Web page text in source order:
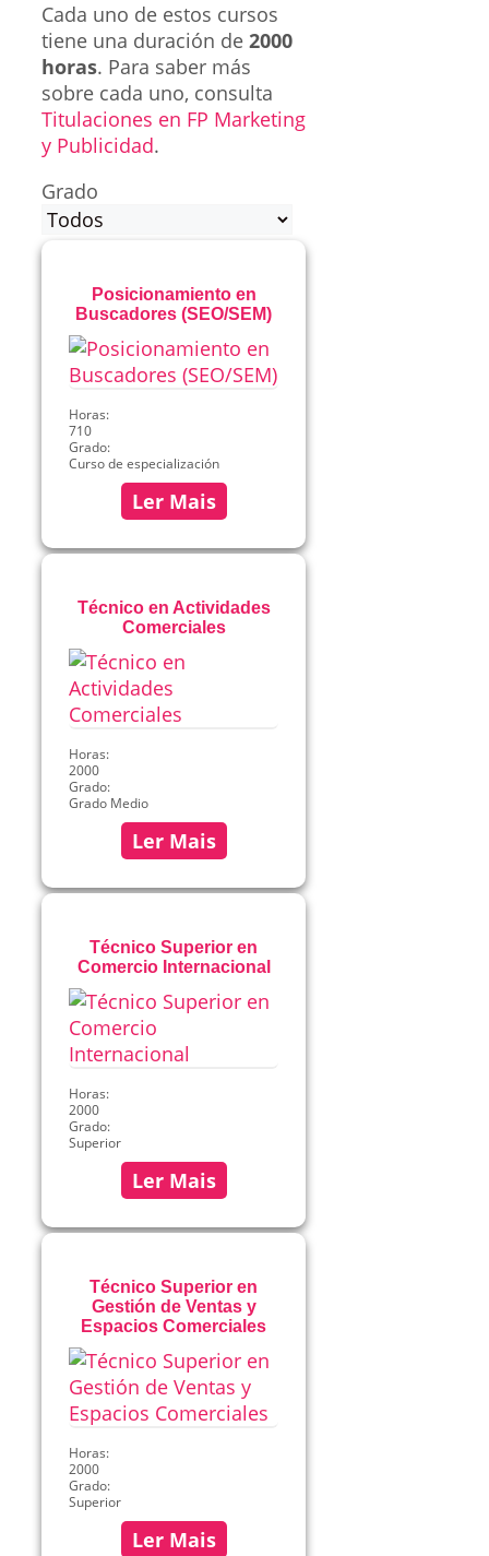
Cada uno de estos cursos
tiene una duración de 2000
horas. Para saber más
sobre cada uno, consulta
Titulaciones en FP Marketing
y Publicidad.
Grado
Posicionamiento en
Buscadores (SEO/SEM)
Horas:
710
Grado:
Curso de especialización
Ler Mais
Técnico en Actividades
Comerciales
Horas:
2000
Grado:
Grado Medio
Ler Mais
Técnico Superior en
Comercio Internacional
Horas:
2000
Grado:
Superior
Ler Mais
Técnico Superior en
Gestión de Ventas y
Espacios Comerciales
Horas:
2000
Grado:
Superior
Ler Mais